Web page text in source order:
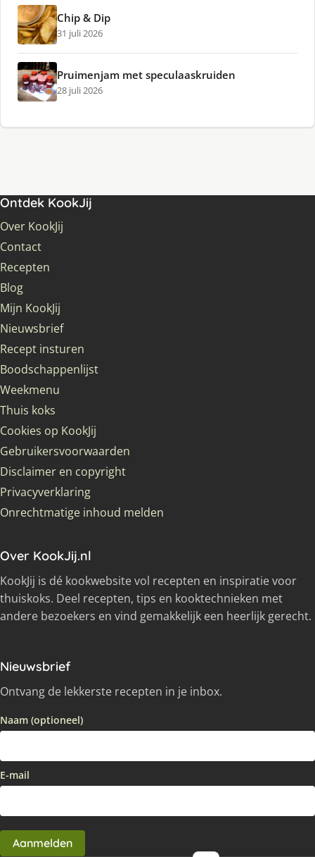
Chip & Dip
31 juli 2026
Pruimenjam met speculaaskruiden
28 juli 2026
Ontdek KookJij
Over KookJij
Contact
Recepten
Blog
Mijn KookJij
Nieuwsbrief
Recept insturen
Boodschappenlijst
Weekmenu
Thuis koks
Cookies op KookJij
Gebruikersvoorwaarden
Disclaimer en copyright
Privacyverklaring
Onrechtmatige inhoud melden
Over KookJij.nl
KookJij is dé kookwebsite vol recepten en inspiratie voor
thuiskoks. Deel recepten, tips en kooktechnieken met
andere bezoekers en vind gemakkelijk een heerlijk gerecht.
Nieuwsbrief
Ontvang de lekkerste recepten in je inbox.
Naam (optioneel)
E-mail
Aanmelden